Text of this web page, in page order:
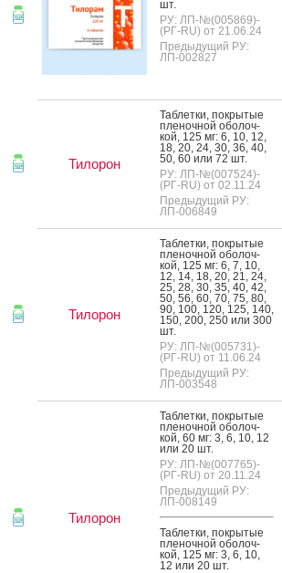
шт.
РУ: ЛП-№(005869)-
(РГ-RU) от 21.06.24
Предыдущий РУ:
ЛП-002827
Тилорон
Таб­летки, пок­ры­тые
пле­ноч­ной обо­лоч­
кой, 125 мг: 6, 10, 12,
18, 20, 24, 30, 36, 40,
50, 60 или 72 шт.
РУ: ЛП-№(007524)-
(РГ-RU) от 02.11.24
Предыдущий РУ:
ЛП-006849
Тилорон
Таб­летки, пок­ры­тые
пле­ноч­ной обо­лоч­
кой, 125 мг: 6, 7, 10,
12, 14, 18, 20, 21, 24,
25, 28, 30, 35, 40, 42,
50, 56, 60, 70, 75, 80,
90, 100, 120, 125, 140,
150, 200, 250 или 300
шт.
РУ: ЛП-№(005731)-
(РГ-RU) от 11.06.24
Предыдущий РУ:
ЛП-003548
Тилорон
Таб­летки, пок­ры­тые
пле­ноч­ной обо­лоч­
кой, 60 мг: 3, 6, 10, 12
или 20 шт.
РУ: ЛП-№(007765)-
(РГ-RU) от 20.11.24
Предыдущий РУ:
ЛП-008149
Таб­летки, пок­ры­тые
пле­ноч­ной обо­лоч­
кой, 125 мг: 3, 6, 10,
12 или 20 шт.